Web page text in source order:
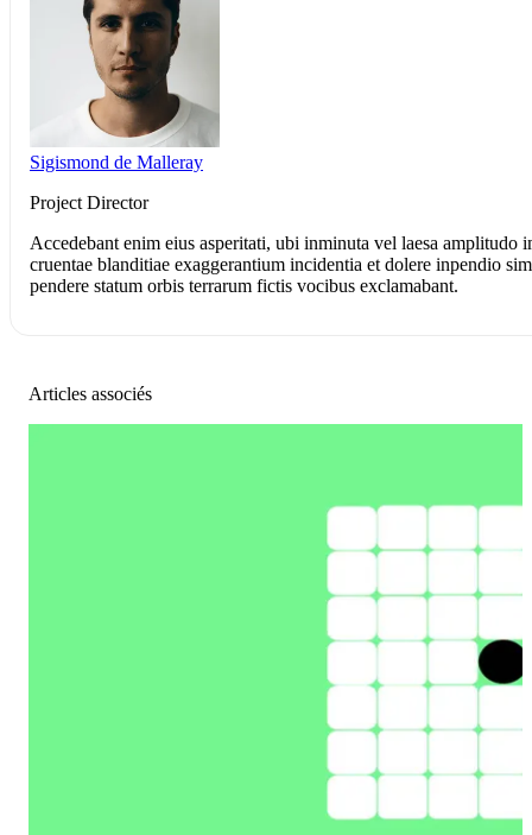
Sigismond de Malleray
Project Director
Accedebant enim eius asperitati, ubi inminuta vel laesa
cruentae blanditiae exaggerantium incidentia et dolere inpendio
pendere statum orbis terrarum fictis vocibus exclamabant.
Articles associés